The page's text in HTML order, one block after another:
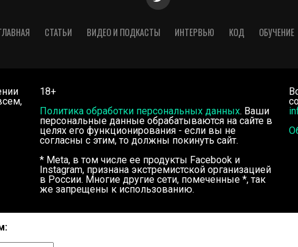
СТАТЬИ ВИДЕО И ПОДКАСТЫ ИНТЕРВЬЮ КОД ОБУЧЕНИЕ
18+
Политика обработки персональных данных. Ваши
персональные данные обрабатываются на сайте в
целях его функционирования - если вы не
согласны с этим, то должны покинуть сайт.
* Meta, в том числе ее продукты Facebook и
Instagram, признана экстремистской организацией
в России. Многие другие сети, помеченные *, так
же запрещены к использованию.